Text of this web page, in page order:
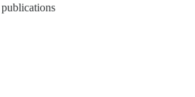
publications